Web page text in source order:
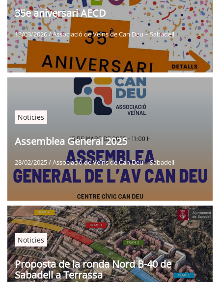
35e aniversari AECD
13/03/2026/Associació de Veïns de Can Deu – Sabadell
Noticies
Assemblea General 2025
28/02/2025/Associació de Veïns de Can Deu – Sabadell
Noticies
Proposta de la ronda Nord B-40 de
Sabadell a Terrassa